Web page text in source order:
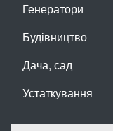
Генератори
Будівництво
Дача, сад
Устаткування